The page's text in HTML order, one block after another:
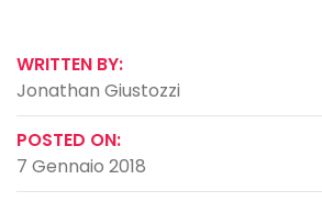
WRITTEN BY:
Jonathan Giustozzi
POSTED ON:
7 Gennaio 2018